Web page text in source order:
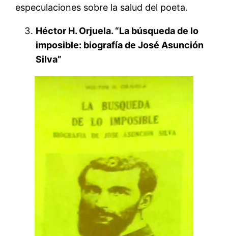
especulaciones sobre la salud del poeta.
Héctor H. Orjuela. “La búsqueda de lo
imposible: biografía de José Asunción
Silva”